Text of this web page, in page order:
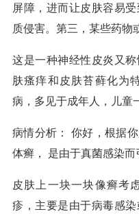
屏障，进而让皮肤容易
质侵害。第三，某些药物
这是一种神经性皮炎又
肤瘙痒和皮肤苔藓化为
病，多见于成年人，儿童
病情分析： 你好，根据
体癣， 是由于真菌感染而
皮肤上一块一块像癣考
疹，主要是由于病毒感